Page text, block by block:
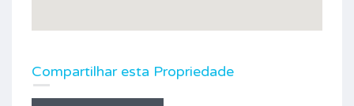
Compartilhar esta Propriedade